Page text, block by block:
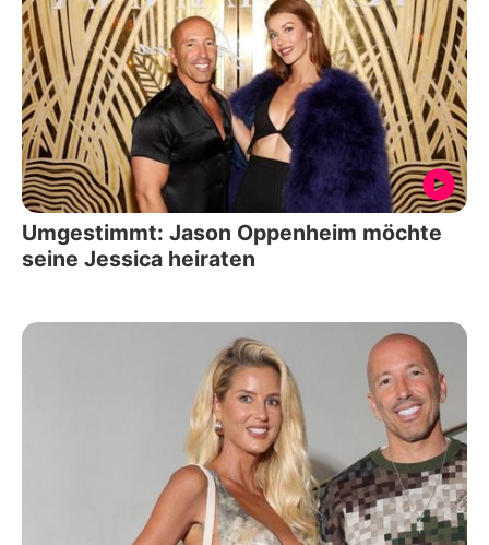
Umgestimmt: Jason Oppenheim möchte
seine Jessica heiraten